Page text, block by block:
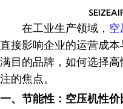
在工业生产领域， 空
直接影响企业的运营成
满目的品牌，如何选择
注的焦点。
一、节能性：空压机性